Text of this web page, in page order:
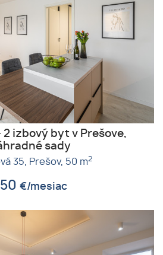
- 2 izbový byt v Prešove,
sady
35, Prešov, 50 m2
€/mesiac